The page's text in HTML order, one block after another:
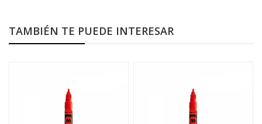
TAMBIÉN TE PUEDE INTERESAR